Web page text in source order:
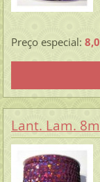
Preço especial:
Lant. Lam.